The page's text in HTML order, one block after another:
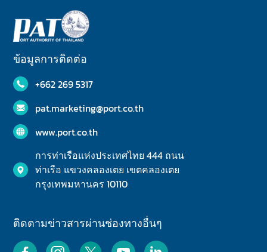
ข้อมูลการติดต่อ
+662 269 5317
pat.marketing@port.co.th
www.port.co.th
การท่าเรือแห่งประเทศไทย 444 ถนน
ท่าเรือ แขวงคลองเตย เขตคลองเตย
กรุงเทพมหานคร 10110
ติดตามข่าวสารผ่านช่องทางอื่นๆ